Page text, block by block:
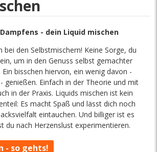
- dein Liquid mischen
bei den Selbstmischern! Keine Sorge, du
um in den Genuss selbst gemachter
bisschen hiervon, ein wenig davon -
genießen. Einfach in der Theorie und mit
in der Praxis. Liquids mischen ist kein
Es macht Spaß und lässt dich noch
eintauchen. Und billiger ist es
du nach Herzenslust experimentieren.
- so gehts!